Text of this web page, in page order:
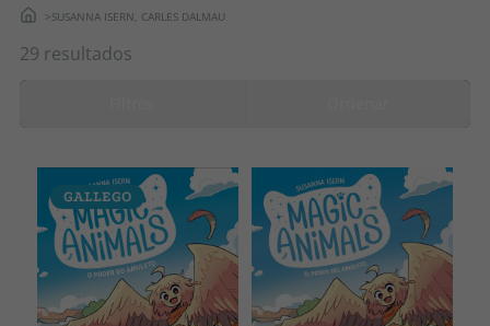
SUSANNA ISERN, CARLES DALMAU
29 resultados
GALLEGO